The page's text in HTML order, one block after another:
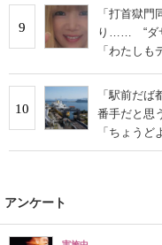
9
「打首獄門
り…… “ダサ
「わたしも
10
「駅前だ
番手だと思
「ちょう
にまとまっ
アンケート